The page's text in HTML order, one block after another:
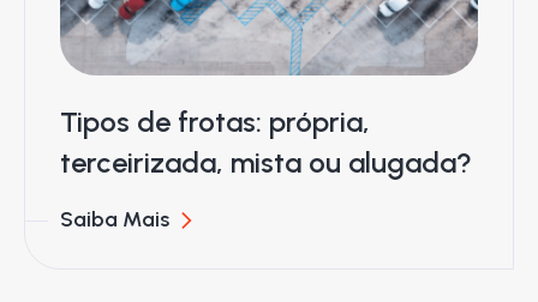
Tipos de frotas: própria,
terceirizada, mista ou alugada?
Saiba Mais